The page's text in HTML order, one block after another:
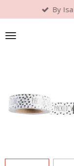
direct
naar
de
By